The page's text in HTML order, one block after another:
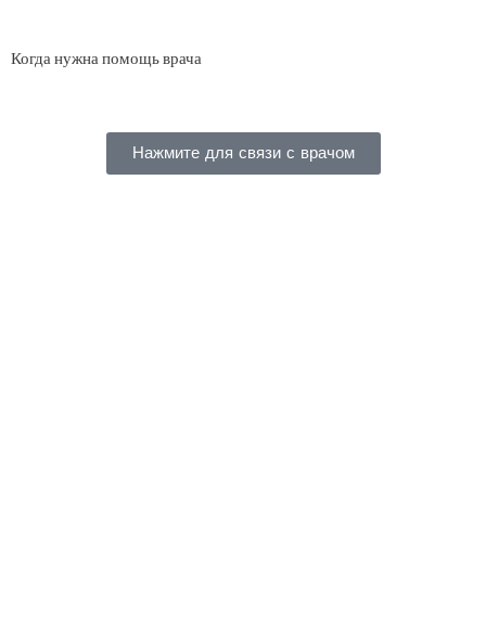
Когда нужна помощь врача
Нажмите для связи с врачом